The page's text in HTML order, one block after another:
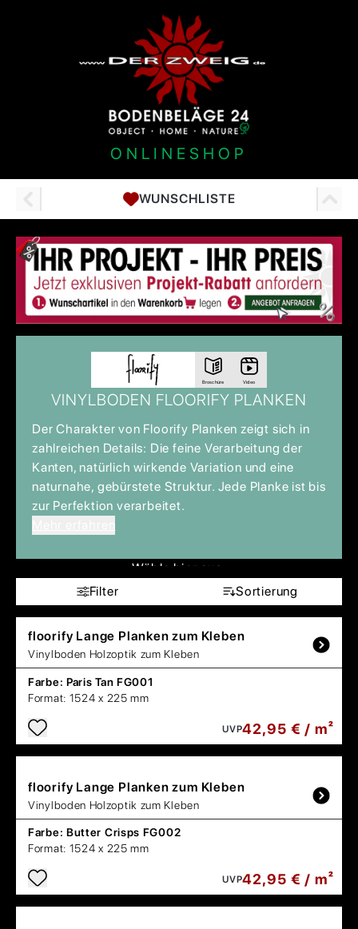
ONLINESHOP
WUNSCHLISTE
Broschüre Video
VINYLBODEN FLOORIFY PLANKEN
Der Charakter von Floorify Planken zeigt sich in
zahlreichen Details: Die feine Verarbeitung der
Kanten, natürlich wirkende Variation und eine
naturnahe, gebürstete Struktur. Jede Planke ist bis
zur Perfektion verarbeitet.
Wähle hier aus:
Filter
Sortierung
floorify Lange Planken zum Kleben
Vinylboden Holzoptik zum Kleben
Farbe: Paris Tan FG001
Format: 1524 x 225 mm
UVP42,95 € / m²
floorify Lange Planken zum Kleben
Vinylboden Holzoptik zum Kleben
Farbe: Butter Crisps FG002
Format: 1524 x 225 mm
UVP42,95 € / m²